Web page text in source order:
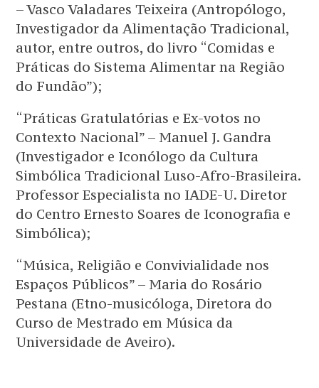
– Vasco Valadares Teixeira (Antropólogo,
Investigador da Alimentação Tradicional,
autor, entre outros, do livro “Comidas e
Práticas do Sistema Alimentar na Região
do Fundão”);
“Práticas Gratulatórias e Ex-votos no
Contexto Nacional” – Manuel J. Gandra
(Investigador e Iconólogo da Cultura
Simbólica Tradicional Luso-Afro-Brasileira.
Professor Especialista no IADE-U. Diretor
do Centro Ernesto Soares de Iconografia e
Simbólica);
“Música, Religião e Convivialidade nos
Espaços Públicos” – Maria do Rosário
Pestana (Etno-musicóloga, Diretora do
Curso de Mestrado em Música da
Universidade de Aveiro).